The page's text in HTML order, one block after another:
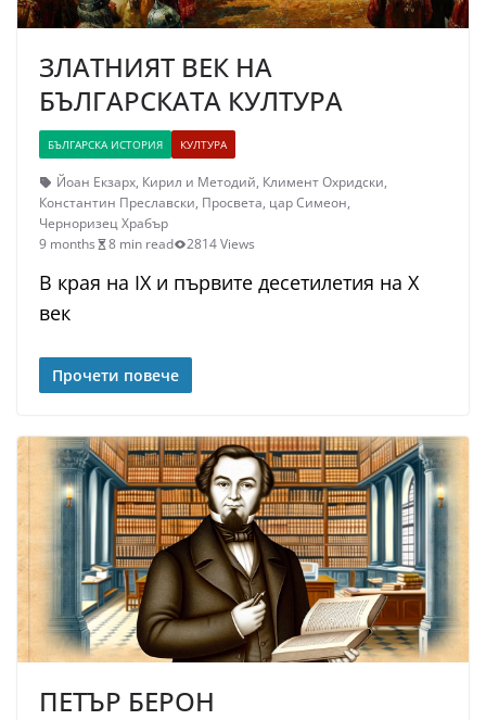
ЗЛАТНИЯТ ВЕК НА
БЪЛГАРСКАТА КУЛТУРА
БЪЛГАРСКА ИСТОРИЯ КУЛТУРА
Йоан Екзарх, Кирил и Методий, Климент Охридски,
Константин Преславски, Просвета, цар Симеон,
Черноризец Храбър
9 months
8 min read 2814 Views
В края на IX и първите десетилетия на X
век
Прочети повече
ПЕТЪР БЕРОН